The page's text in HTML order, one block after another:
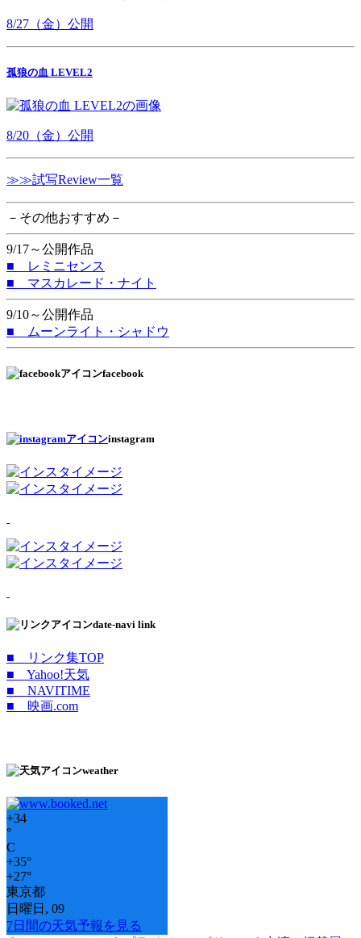
8/27（金）公開
孤狼の血 LEVEL2
8/20（金）公開
≫≫試写Review一覧
－その他おすすめ－
9/17～公開作品
■ レミニセンス
■ マスカレード・ナイト
9/10～公開作品
■ ムーンライト・シャドウ
facebook
instagram
date-navi link
■ リンク集TOP
■ Yahoo!天気
■ NAVITIME
■ 映画.com
weather
+34
°
C
+35°
+27°
東京都
日曜日, 09
7日間の天気予報を見る